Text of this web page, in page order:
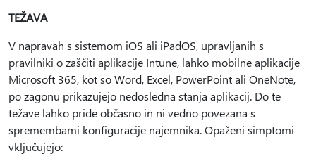
TEŽAVA
V napravah s sistemom iOS ali iPadOS, upravljanih s
pravilniki o zaščiti aplikacije Intune, lahko mobilne aplikacije
Microsoft 365, kot so Word, Excel, PowerPoint ali OneNote,
po zagonu prikazujejo nedosledna stanja aplikacij. Do te
težave lahko pride občasno in ni vedno povezana s
spremembami konfiguracije najemnika. Opaženi simptomi
vključujejo: